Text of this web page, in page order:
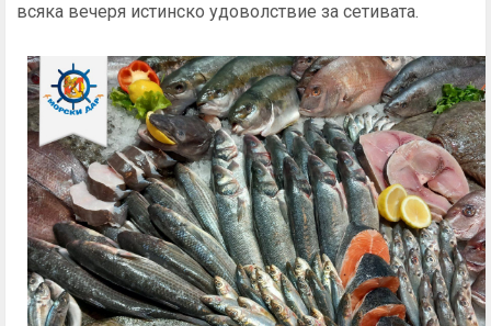
всяка вечеря истинско удоволствие за сетивата.